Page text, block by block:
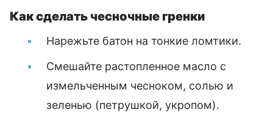
Как сделать чесночные гренки
Нарежьте батон на тонкие ломтики.
Смешайте растопленное масло с
измельченным чесноком, солью и
зеленью (петрушкой, укропом).